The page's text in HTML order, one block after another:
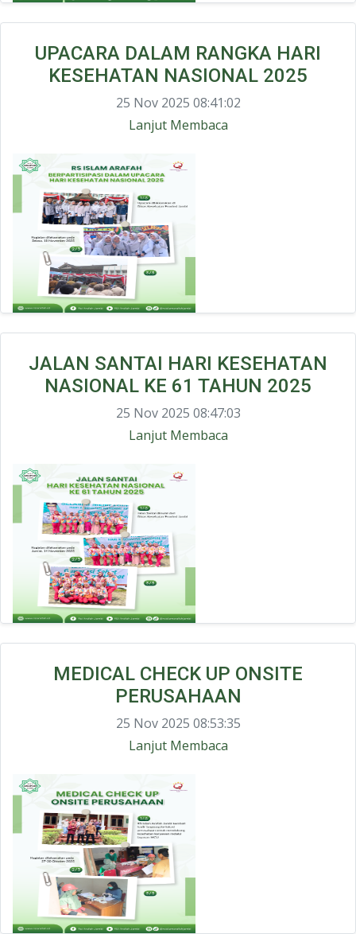
UPACARA DALAM RANGKA HARI
KESEHATAN NASIONAL 2025
25 Nov 2025 08:41:02
Lanjut Membaca
JALAN SANTAI HARI KESEHATAN
NASIONAL KE 61 TAHUN 2025
25 Nov 2025 08:47:03
Lanjut Membaca
MEDICAL CHECK UP ONSITE
PERUSAHAAN
25 Nov 2025 08:53:35
Lanjut Membaca